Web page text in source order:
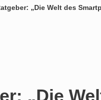
„Die Welt des
„Die